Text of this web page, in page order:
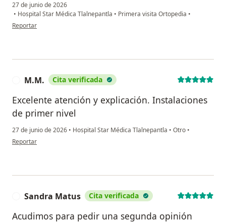
27 de junio de 2026
• Hospital Star Médica Tlalnepantla • Primera visita Ortopedia •
en opinión del usuario AM
Reportar
M.M. Cita verificada
Excelente atención y explicación. Instalaciones
de primer nivel
27 de junio de 2026 • Hospital Star Médica Tlalnepantla • Otro •
en opinión del usuario M.M.
Reportar
Sandra Matus Cita verificada
Acudimos para pedir una segunda opinión